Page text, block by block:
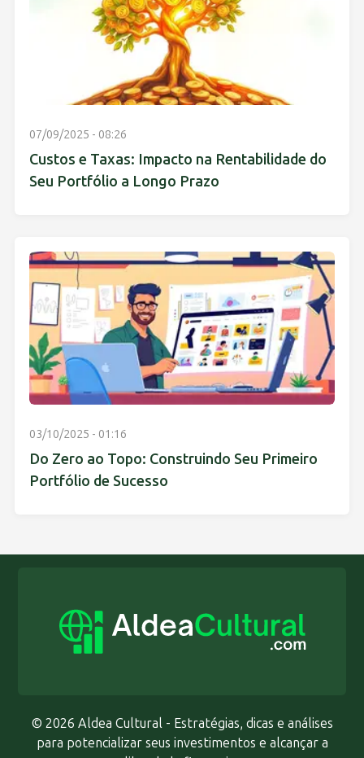
07/09/2025 - 08:26
Custos e Taxas: Impacto na Rentabilidade do
Seu Portfólio a Longo Prazo
03/10/2025 - 01:16
Do Zero ao Topo: Construindo Seu Primeiro
Portfólio de Sucesso
© 2026 Aldea Cultural - Estratégias, dicas e análises
para potencializar seus investimentos e alcançar a